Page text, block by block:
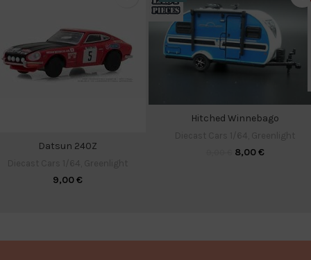
Datsun 240Z
9,00€
Hitched Winnebago
8,00€